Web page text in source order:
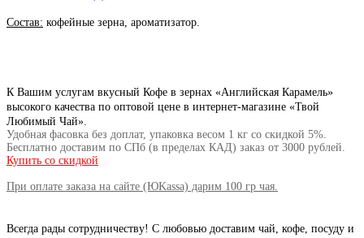
Состав: кофейные зерна, ароматизатор.
К Вашим услугам вкусный Кофе в зернах «Английская Карамель»
высокого качества по оптовой цене в интернет-магазине «Твой
Любимый Чай».
Удобная фасовка без доплат, упаковка весом 1 кг со скидкой 5%.
Бесплатно доставим по СПб (в пределах КАД) заказ от 3000 рублей.
Купить со скидкой
При оплате заказа на сайте (ЮKassa) дарим 100 гр чая.
Всегда рады сотрудничеству! С любовью доставим чай, кофе, посуду и